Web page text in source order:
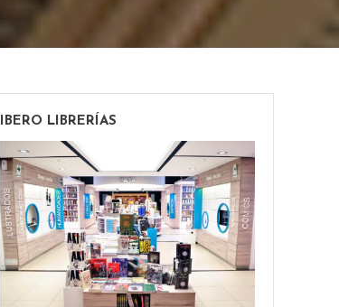
IBERO LIBRERÍAS